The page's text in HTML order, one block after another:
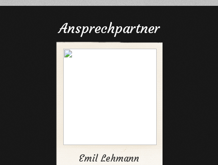
Ansprechpartner
Emil Lehmann